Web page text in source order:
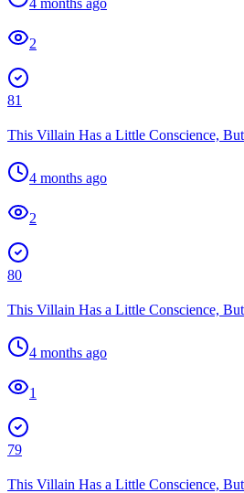
2
81
This Villain Has a Little Conscience,
4 months ago
2
80
This Villain Has a Little Conscience,
4 months ago
1
79
This Villain Has a Little Conscience,